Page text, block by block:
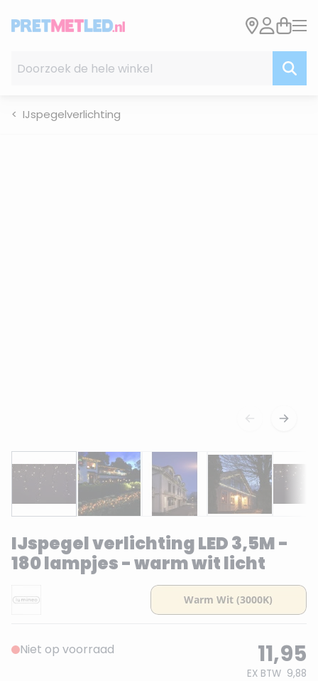
IJspegelverlichting
IJspegel verlichting LED 3,5M -
180 lampjes - warm wit licht
Niet op voorraad 11,95
EX BTW 9,88